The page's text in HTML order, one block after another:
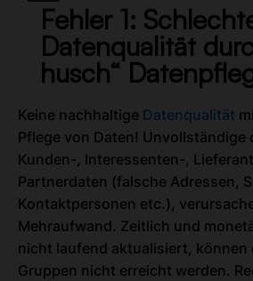
Fehler 1:
Datenqualität
husch“
Keine nachhaltige Datenqualität
Pflege von Daten! Unvollständige
Kunden-, Interessenten-,
Partnerdaten (falsche Adressen,
Kontaktpersonen etc.),
Mehraufwand. Zeitlich und
nicht laufend aktualisiert, können
Gruppen nicht erreicht werden.